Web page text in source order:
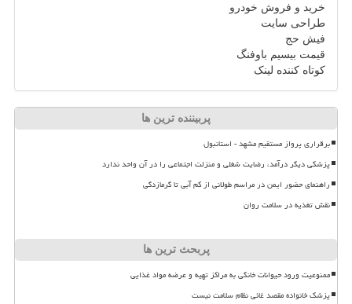
خرید و فروش خودرو
طراحی سایت
فیش حج
قیمت بیسیم باوفنگ
کوتاه کننده لینک
پربیننده ترین ها
برقراری پرواز مستقیم مشهد - استانبول
پزشکی دیگر درآمد، رضایت شغلی و منزلت اجتماعی را در آن واحد ندارد
راهنمای حضور ایمن در مراسم طولانی از کم آبی تا گرمازدگی
نقش تغذیه در سلامت روان
پربحث ترین ها
ممنوعیت ورود حیوانات خانگی به مراکز تهیه و عرضه مواد غذایی
پزشک خانواده مقصد غائی نظام سلامت نیست